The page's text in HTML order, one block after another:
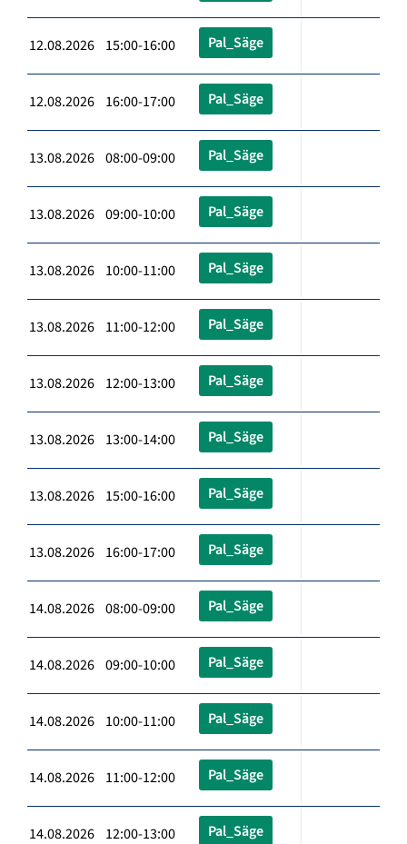
12.08.2026 15:00-16:00 Pal_Säge
12.08.2026 16:00-17:00 Pal_Säge
13.08.2026 08:00-09:00 Pal_Säge
13.08.2026 09:00-10:00 Pal_Säge
13.08.2026 10:00-11:00 Pal_Säge
13.08.2026 11:00-12:00 Pal_Säge
13.08.2026 12:00-13:00 Pal_Säge
13.08.2026 13:00-14:00 Pal_Säge
13.08.2026 15:00-16:00 Pal_Säge
13.08.2026 16:00-17:00 Pal_Säge
14.08.2026 08:00-09:00 Pal_Säge
14.08.2026 09:00-10:00 Pal_Säge
14.08.2026 10:00-11:00 Pal_Säge
14.08.2026 11:00-12:00 Pal_Säge
14.08.2026 12:00-13:00 Pal_Säge